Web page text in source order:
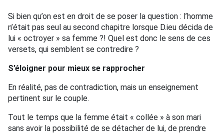
Si bien qu’on est en droit de se poser la question : l’homme
n’était pas seul au second chapitre lorsque D.ieu décida de
lui « octroyer » sa femme ?! Quel est donc le sens de ces
versets, qui semblent se contredire ?
S’éloigner pour mieux se rapprocher
En réalité, pas de contradiction, mais un enseignement
pertinent sur le couple.
Tout le temps que la femme était « collée » à son mari
sans avoir la possibilité de se détacher de lui, de prendre